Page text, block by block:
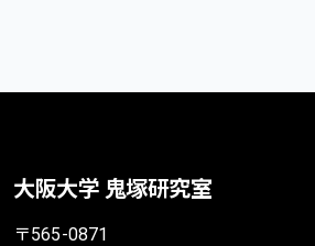
大阪大学 鬼塚研究室
〒565-0871